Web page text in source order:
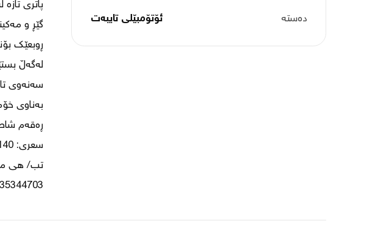
دەستە
ئۆتۆمبێلی تایبه‌ت